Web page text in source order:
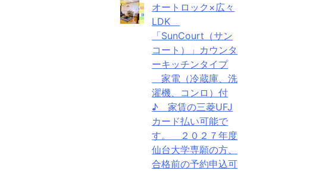
オートロック×広々
LDK
「SunCourt（サン
コート）」カウンタ
ーキッチンタイプ
家電（冷蔵庫、洗
濯機、コンロ）付
♪ 家賃の三菱UFJ
カード払い可能で
す。 ２０２７年度
仙台大学専願の方、
合格前の予約申込可